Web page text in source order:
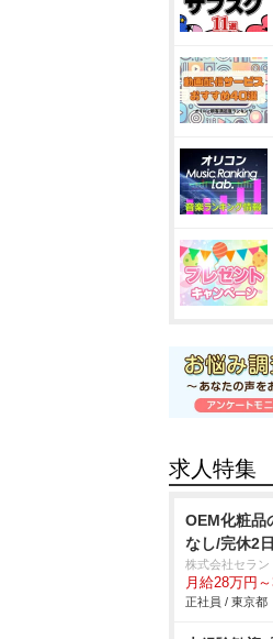
求人特集
OEM化粧品
なし/完休2日
株式会社セラン
月給28万円
正社員 / 東京都